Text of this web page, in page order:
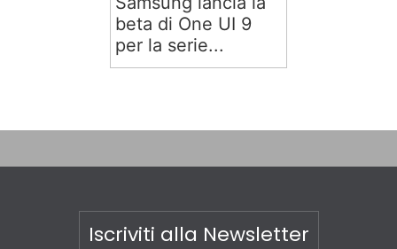
beta di One UI 9
per la serie...
Iscriviti alla Newsletter